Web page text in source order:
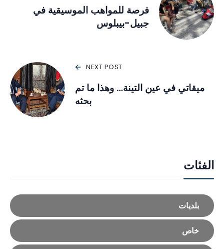
فرصة للمواهب الموسيقية في
جبيل-بيبلوس
NEXT POST
ميقاتي في عين التينة… وهذا ما تم
بحثه
الفئات
بلديات
خاص